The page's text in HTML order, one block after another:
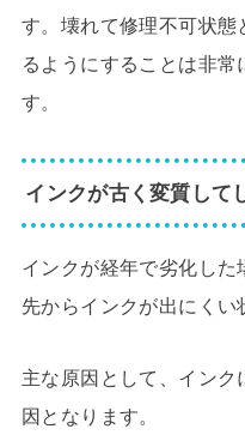
す。壊れて修理不可状態
るようにすることは非常
す。
インクが古く変質して
インクが経年で劣化し
先からインクが出にくい
主な原因として、イン
因となります。